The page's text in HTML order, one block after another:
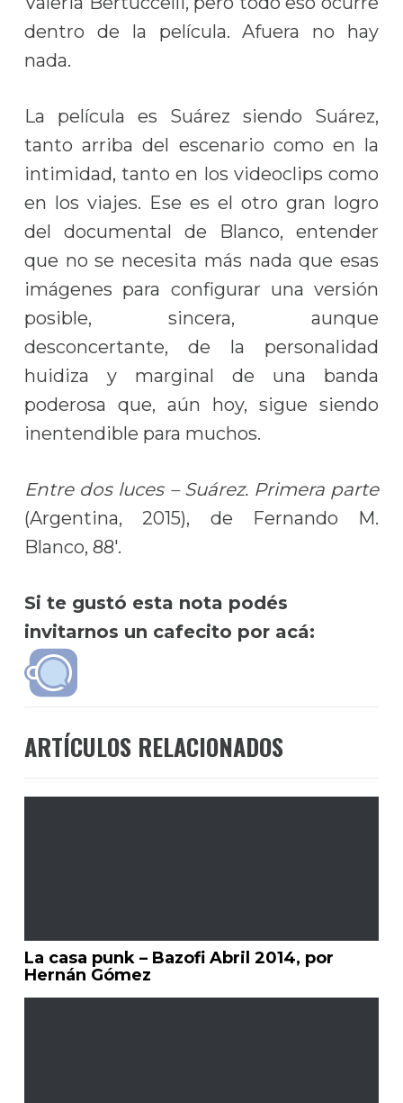
dentro de la película. Afuera no hay
nada.
La película es Suárez siendo Suárez,
tanto arriba del escenario como en la
intimidad, tanto en los videoclips como
en los viajes. Ese es el otro gran logro
del documental de Blanco, entender
que no se necesita más nada que esas
imágenes para configurar una versión
posible, sincera, aunque
desconcertante, de la personalidad
huidiza y marginal de una banda
poderosa que, aún hoy, sigue siendo
inentendible para muchos.
Entre dos luces – Suárez. Primera parte
(Argentina, 2015), de Fernando M.
Blanco, 88′.
Si te gustó esta nota podés
invitarnos un cafecito por acá:
ARTÍCULOS RELACIONADOS
La casa punk – Bazofi Abril 2014, por
Hernán Gómez